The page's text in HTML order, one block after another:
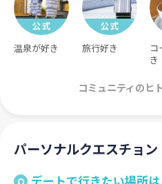
温泉が好き 旅行好き
コ
き
コミュニティのヒ
パーソナルクエスチョン
Q